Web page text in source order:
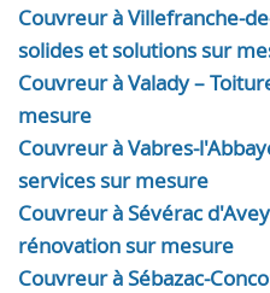
Couvreur à Villefranche-
solides et solutions sur
Couvreur à Valady –
mesure
Couvreur à Vabres-
services sur mesure
Couvreur à Sévérac
rénovation sur mesure
Couvreur à Sébazac-